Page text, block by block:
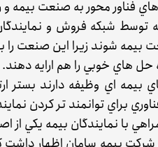
فناور محور به صنعت بيمه
شبكه فروش و
بيمه شوند زيرا اين صنعت
حل هاي خوبي را هم ارايه دهند.
بيمه اي وظيفه دارند بستر
براي توانمند تر كردن
با نمايندگان بيمه يكي از